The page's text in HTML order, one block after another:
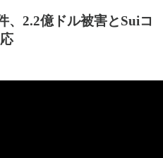
、2.2億ドル被害とSuiコ